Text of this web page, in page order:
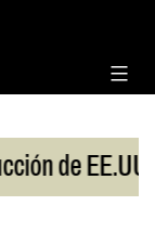
de EE.UU en